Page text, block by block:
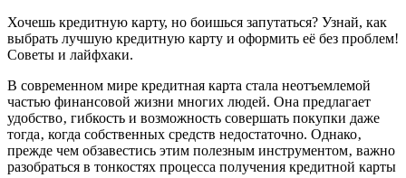
Хочешь кредитную карту, но боишься запутаться? Узнай, как
выбрать лучшую кредитную карту и оформить её без проблем!
Советы и лайфхаки.
В современном мире кредитная карта стала неотъемлемой
частью финансовой жизни многих людей. Она предлагает
удобство‚ гибкость и возможность совершать покупки даже
тогда‚ когда собственных средств недостаточно. Однако‚
прежде чем обзавестись этим полезным инструментом‚ важно
разобраться в тонкостях процесса получения кредитной карты